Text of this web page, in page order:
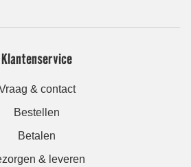
Klantenservice
& contact
Bestellen
Betalen
& leveren